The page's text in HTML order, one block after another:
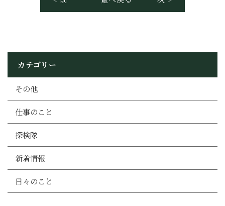
カテゴリー
その他
仕事のこと
探検隊
新着情報
日々のこと